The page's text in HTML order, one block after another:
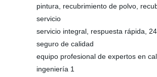
pintura, recubrimiento de polvo,
servicio
servicio integral, respuesta rápida,
seguro de calidad
equipo profesional de expertos en
ingeniería 1